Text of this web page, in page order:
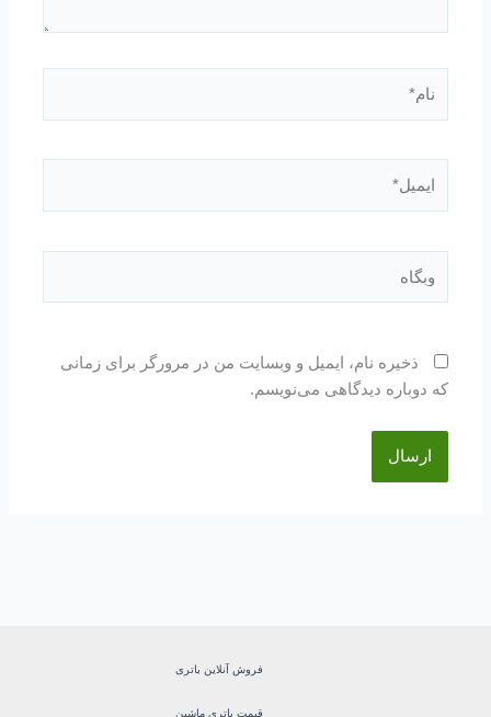
ذخیره نام، ایمیل و وبسایت من در مرورگر برای زمانی
که دوباره دیدگاهی می‌نویسم.
فروش آنلاین باتری
قیمت باتری ماشین